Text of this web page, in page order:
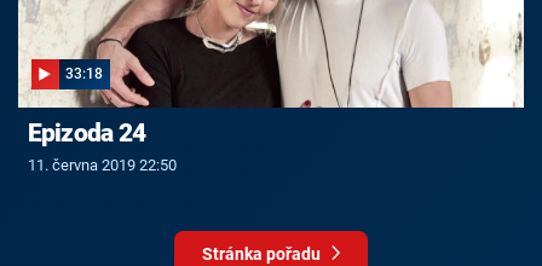
33:18
Epizoda 24
11. června 2019 22:50
Stránka pořadu